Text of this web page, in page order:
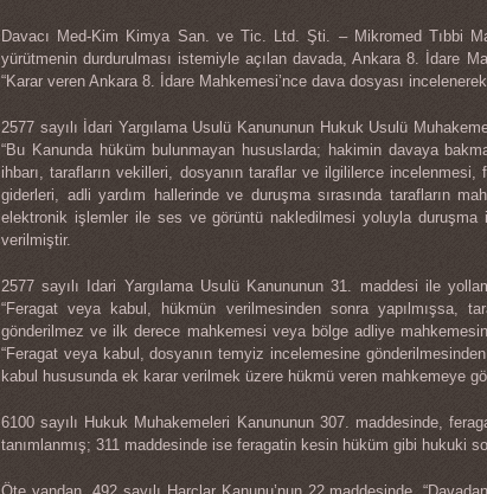
Davacı Med-Kim Kimya San. ve Tic. Ltd. Şti. – Mikromed Tıbbi
yürütmenin durdurulması istemiyle açılan davada, Ankara 8. İdare
“Karar veren Ankara 8. İdare Mahkemesi’nce dava dosyası
2577 sayılı İdari Yargılama Usulü Kanununun Hukuk Usulü
“Bu Kanunda hüküm bulunmayan hususlarda; hakimin davaya
ihbarı, tarafların vekilleri, dosyanın taraflar ve ilgililerce
giderleri, adli yardım hallerinde ve duruşma sırasında tarafların
elektronik işlemler ile ses ve görüntü nakledilmesi yoluyla duruşma
verilmiştir.
2577 sayılı Idari Yargılama Usulü Kanununun 31. maddesi ile
“Feragat veya kabul, hükmün verilmesinden sonra yapılmışsa,
gönderilmez ve ilk derece mahkemesi veya bölge adliye
“Feragat veya kabul, dosyanın temyiz incelemesine
kabul hususunda ek karar verilmek üzere hükmü veren mahkemeye
6100 sayılı Hukuk Muhakemeleri Kanununun 307. maddesinde,
tanımlanmış; 311 maddesinde ise feragatin kesin hüküm gibi hukuki